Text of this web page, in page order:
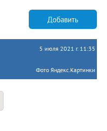
Добавить
5 июля 2021 г. 11:35
Фото Яндекс.Картинки